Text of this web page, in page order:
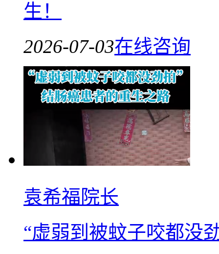
生！
2026-07-03在线咨询
袁希福院长
“虚弱到被蚊子咬都没